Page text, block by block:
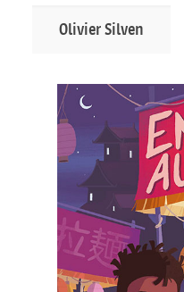
Olivier Silven